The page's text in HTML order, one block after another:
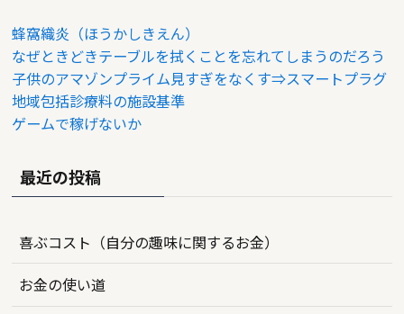
蜂窩織炎（ほうかしきえん）
なぜときどきテーブルを拭くことを忘れてしまうのだろう
子供のアマゾンプライム見すぎをなくす⇒スマートプラグ
地域包括診療料の施設基準
ゲームで稼げないか
最近の投稿
喜ぶコスト（自分の趣味に関するお金）
お金の使い道